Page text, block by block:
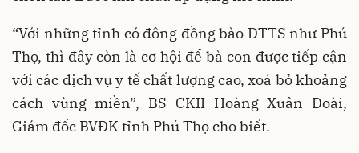
“Với những tỉnh có đông đồng bào DTTS như Phú
Thọ, thì đây còn là cơ hội để bà con được tiếp cận
với các dịch vụ y tế chất lượng cao, xoá bỏ khoảng
cách vùng miền”, BS CKII Hoàng Xuân Đoài,
Giám đốc BVĐK tỉnh Phú Thọ cho biết.